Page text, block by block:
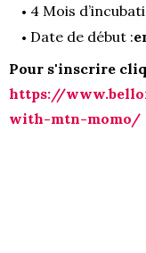
4 Mois
Date de début :
Pour s'inscrire
https://
with-mtn-momo/